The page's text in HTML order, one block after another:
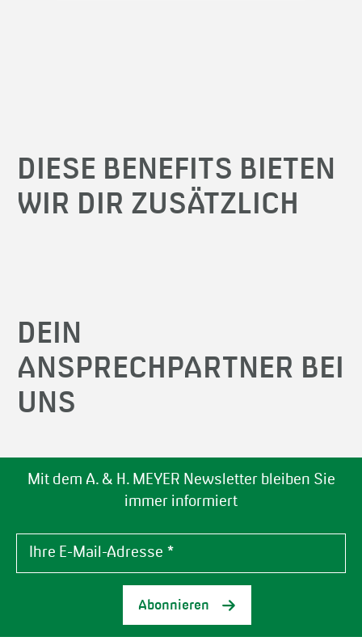
DIESE BENEFITS BIETEN
WIR DIR ZUSÄTZLICH
DEIN
ANSPRECHPARTNER BEI
UNS
Mit dem A. & H. MEYER Newsletter bleiben Sie
immer informiert
Abonnieren